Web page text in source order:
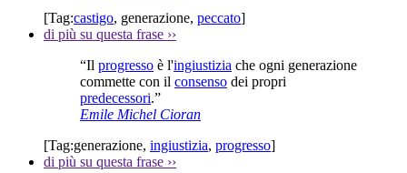
[Tag:castigo, generazione, peccato]
di più su questa frase ››
“Il progresso è l'ingiustizia che ogni generazione
commette con il consenso dei propri
predecessori.”
Emile Michel Cioran
[Tag:generazione, ingiustizia, progresso]
di più su questa frase ››